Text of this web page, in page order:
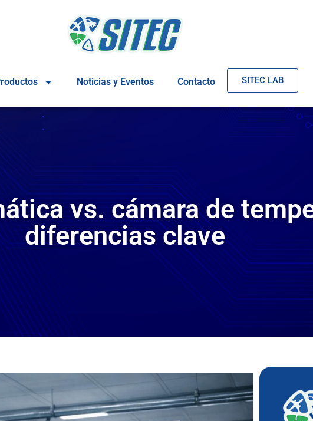
Noticias y Eventos Contacto SITEC LAB
vs. cámara de
diferencias clave